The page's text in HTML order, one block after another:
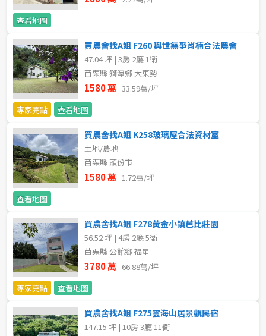
新竹市
新竹縣
苗栗縣
台中市
彰化縣
南投縣
雲林縣
嘉義市
嘉義縣
台南市
高雄市
類型(可複選)
不拘 公寓 電梯大樓 套房
別墅 透天厝 樓中樓
農舍
廠辦 倉庫 土地 其他
坪數
不拘
20~30 坪
40~50 坪 50~60 坪
60~70 坪
80坪以上
查看地圖
買農舍找A姐 F260 與世無爭肖楠合法農舍
47.04 坪 | 3房 2廳 1衛
苗栗縣 獅潭鄉 大東勢
1580 萬 33.59萬/坪
專家亮點
查看地圖
買農舍找A姐 K258玻璃屋合法資材室
土地/農地
苗栗縣 頭份市
1580 萬 1.72萬/坪
查看地圖
買農舍找A姐 F278黃金小鎮芭比莊園
56.52 坪 | 4房 2廳 5衛
苗栗縣 公館鄉 福星
3780 萬 66.88萬/坪
專家亮點
查看地圖
買農舍找A姐 F275雲海山居景觀民宿
147.15 坪 | 10房 3廳 11衛